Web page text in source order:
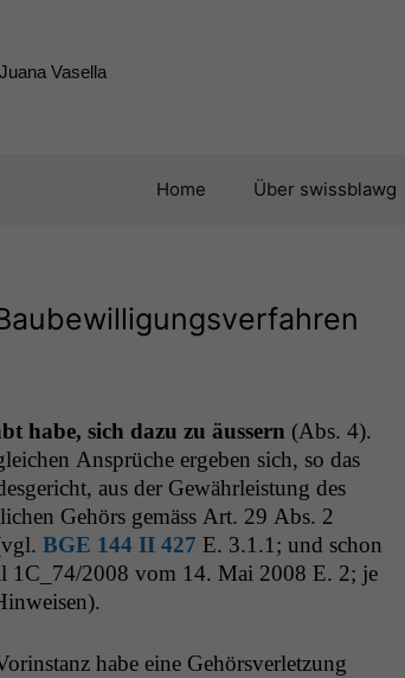
Vasella
Home Über swissblawg
habe, sich dazu zu äussern (Abs. 4).
Ansprüche ergeben sich, so das
aus der Gewährleis­tung des
Gehörs gemäss Art. 29 Abs. 2
BGE 144 II427 E. 3.1.1; und schon
1C_74/2008 vom 14. Mai 2008 E. 2; je
habe eine Gehörsver­let­zung